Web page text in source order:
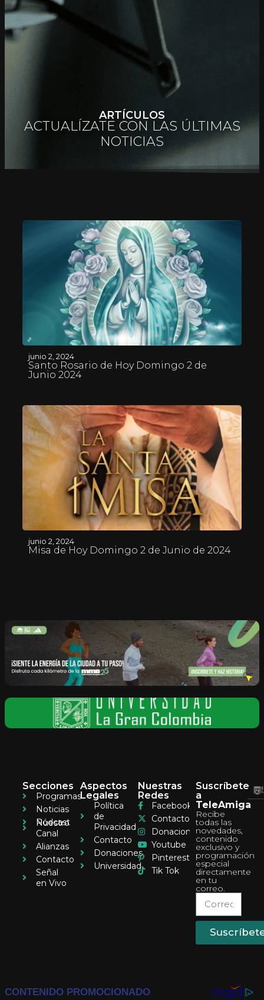
ARTÍCULOS
ACTUALÍZATE CON LAS ÚLTIMAS
NOTICIAS
junio 2, 2024
Santo Rosario de Hoy Domingo 2 de
Junio 2024
junio 2, 2024
Misa de Hoy Domingo 2 de Junio de 2024
Secciones
Programas
Noticias
Pódcast
Nuestro
Canal
Alianzas
Contacto
Señal
en Vivo
Aspectos
Legales
Política
de
Privacidad
Contacto
Donaciones
Universidad
Nuestras
Redes
Facebook
Contacto
Donaciones
Youtube
Pinterest
Tik Tok
Suscríbete
a
TeleAmiga
Recibe
todas las
novedades,
contenido
exclusivo y
programación
especial
directamente
en tu
correo.